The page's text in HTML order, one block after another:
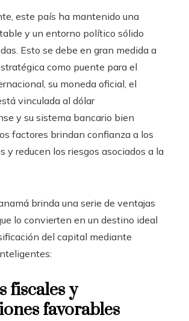
este país ha mantenido una
y un entorno político sólido
Esto se debe en gran medida a
como puente para el
su moneda oficial, el
vinculada al dólar
y su sistema bancario bien
factores brindan confianza a los
y reducen los riesgos asociados a la
brinda una serie de ventajas
lo convierten en un destino ideal
del capital mediante
fiscales y
favorables